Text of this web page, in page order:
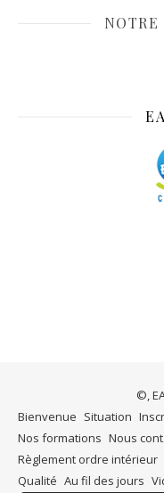
NOTRE
©,
Bienvenue Situation
Nos formations Nous
Règlement ordre intérieur
Qualité Au fil des jours